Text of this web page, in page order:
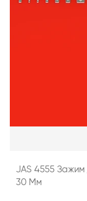
JAS 4555
30 Мм